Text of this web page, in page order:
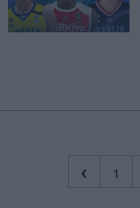
‹ 1